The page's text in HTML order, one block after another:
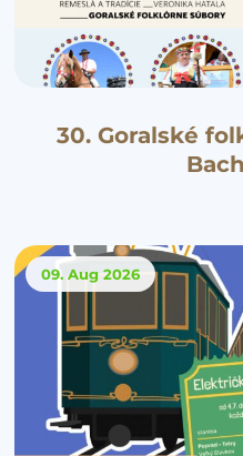
30. Goralské
09. Aug 2026